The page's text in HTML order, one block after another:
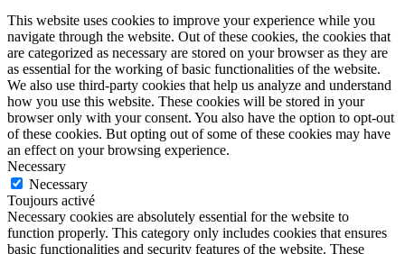
This website uses cookies to improve your experience while you
navigate through the website. Out of these cookies, the cookies that
are categorized as necessary are stored on your browser as they are
as essential for the working of basic functionalities of the website.
We also use third-party cookies that help us analyze and understand
how you use this website. These cookies will be stored in your
browser only with your consent. You also have the option to opt-out
of these cookies. But opting out of some of these cookies may have
an effect on your browsing experience.
Necessary
Necessary
Toujours activé
Necessary cookies are absolutely essential for the website to
function properly. This category only includes cookies that ensures
basic functionalities and security features of the website. These